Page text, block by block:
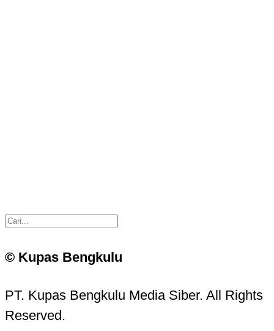
© Kupas Bengkulu
PT. Kupas Bengkulu Media Siber. All Rights
Reserved.